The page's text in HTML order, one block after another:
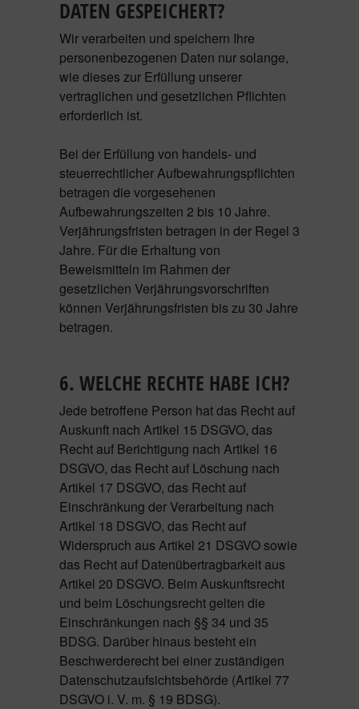
DATEN GESPEICHERT?
Wir verarbeiten und speichern Ihre
personenbezogenen Daten nur solange,
wie dieses zur Erfüllung unserer
vertraglichen und gesetzlichen Pflichten
erforderlich ist.
Bei der Erfüllung von handels- und
steuerrechtlicher Aufbewahrungspflichten
betragen die vorgesehenen
Aufbewahrungszeiten 2 bis 10 Jahre.
Verjährungsfristen betragen in der Regel 3
Jahre. Für die Erhaltung von
Beweismitteln im Rahmen der
gesetzlichen Verjährungsvorschriften
können Verjährungsfristen bis zu 30 Jahre
betragen.
6. WELCHE RECHTE HABE ICH?
Jede betroffene Person hat das Recht auf
Auskunft nach Artikel 15 DSGVO, das
Recht auf Berichtigung nach Artikel 16
DSGVO, das Recht auf Löschung nach
Artikel 17 DSGVO, das Recht auf
Einschränkung der Verarbeitung nach
Artikel 18 DSGVO, das Recht auf
Widerspruch aus Artikel 21 DSGVO sowie
das Recht auf Datenübertragbarkeit aus
Artikel 20 DSGVO. Beim Auskunftsrecht
und beim Löschungsrecht gelten die
Einschränkungen nach §§ 34 und 35
BDSG. Darüber hinaus besteht ein
Beschwerderecht bei einer zuständigen
Datenschutzaufsichtsbehörde (Artikel 77
DSGVO i. V. m. § 19 BDSG).